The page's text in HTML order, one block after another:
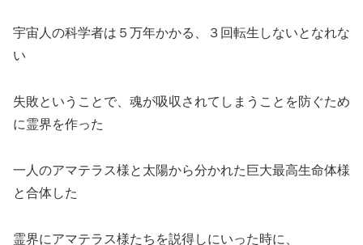
宇宙人の科学者は５万年かかる、３回転生しないとなれな
い
失敗ということで、魂が吸収されてしまうことを防ぐため
に霊界を作った
一人のアマテラス様と太陽から分かれた巨大最高生命体様
と合体した
霊界にアマテラス様たちを説得しにいった時に、